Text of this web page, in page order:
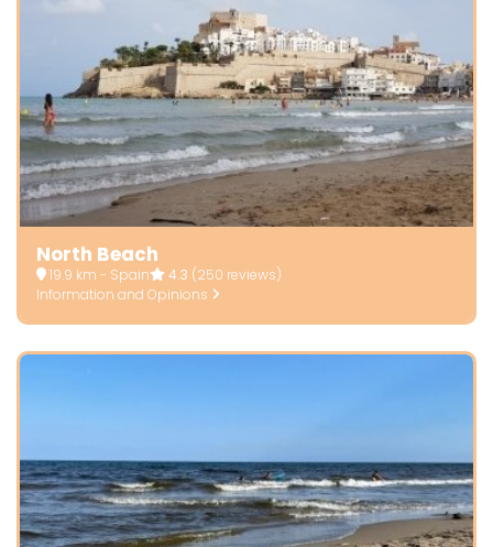
North Beach
19.9 km - Spain 4.3 (250 reviews)
Information and Opinions